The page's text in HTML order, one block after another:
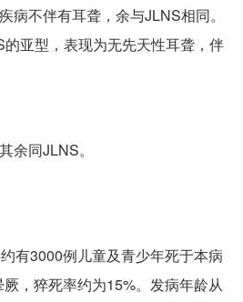
病不伴有耳聋，余与JLNS相同。
亚型，表现为无先天性耳聋，伴
余同JLNS。
有3000例儿童及青少年死于本病
，猝死率约为15%。发病年龄从